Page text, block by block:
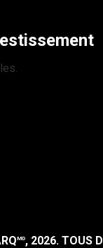
MD, 2026. TOUS